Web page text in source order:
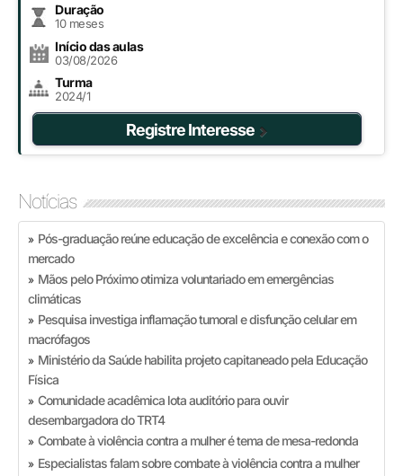
Duração
10 meses
Início das aulas
03/08/2026
Turma
2024/1
Registre Interesse
Notícias
» Pós-graduação reúne educação de excelência e conexão com o
mercado
» Mãos pelo Próximo otimiza voluntariado em emergências
climáticas
» Pesquisa investiga inflamação tumoral e disfunção celular em
macrófagos
» Ministério da Saúde habilita projeto capitaneado pela Educação
Física
» Comunidade acadêmica lota auditório para ouvir
desembargadora do TRT4
» Combate à violência contra a mulher é tema de mesa-redonda
» Especialistas falam sobre combate à violência contra a mulher